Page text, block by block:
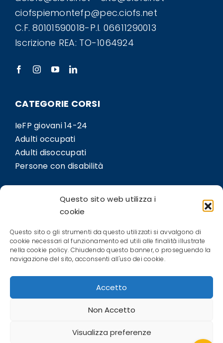
Questo sito web utilizza i
cookie
Questo sito o gli strumenti da questo utilizzati si avvalgono di
cookie necessari al funzionamento ed utili alle finalità illustrate
nella cookie policy. Chiudendo questo banner, o proseguendo la
navigazione del sito, acconsenti all'uso dei cookie.
Accetto
Non Accetto
Visualizza preferenze
ciofspiemontefp@pec.ciofs.net
C.F. 80101590018-P.I. 06611290013
Iscrizione REA: TO-1064924
CATEGORIE CORSI
IeFP giovani 14-24
Adulti occupati
Adulti disoccupati
Persone con disabilità
LINK
Contatti
POLICIES
Terms and conditions